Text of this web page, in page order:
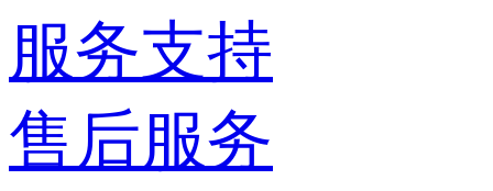
服务支持
售后服务